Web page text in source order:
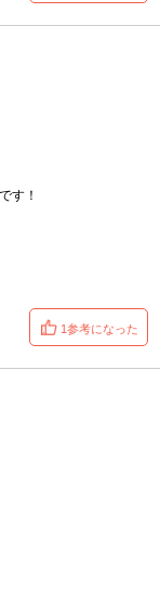
す！
1参考になった